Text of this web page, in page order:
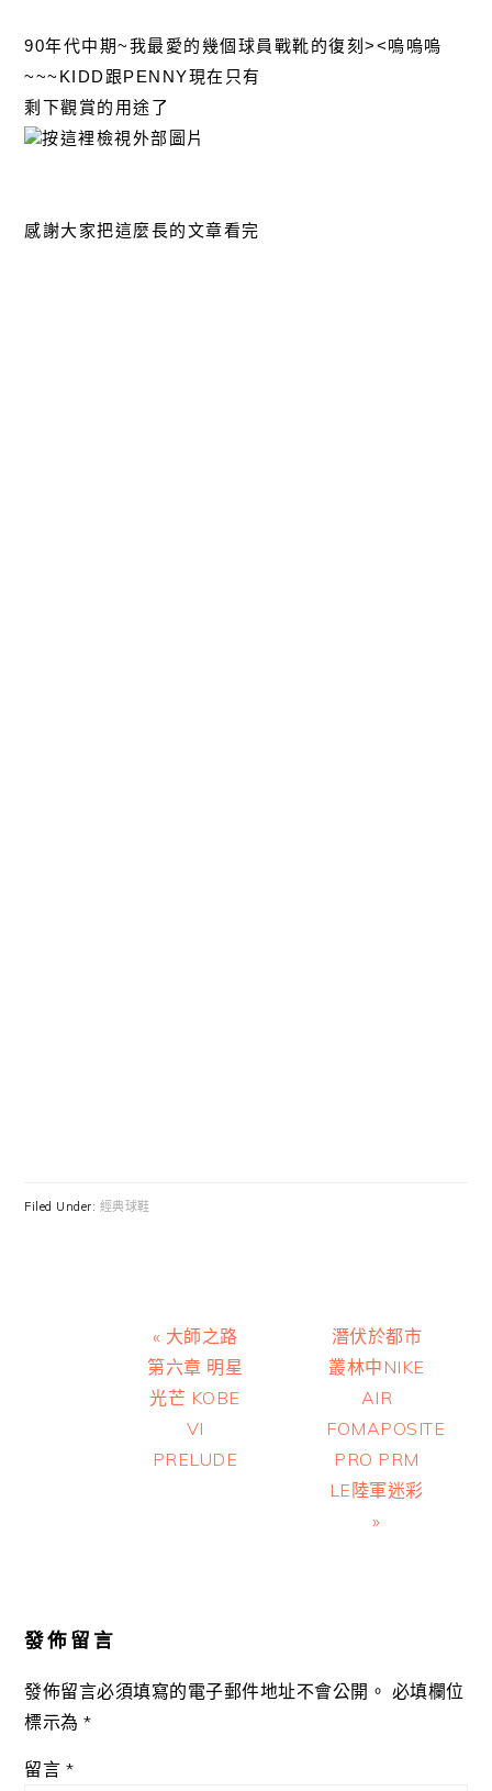
90年代中期~我最愛的幾個球員戰靴的復刻><嗚嗚嗚
~~~KIDD跟PENNY現在只有
剩下觀賞的用途了
感謝大家把這麼長的文章看完
Filed Under: 經典球鞋
Previous
Post:
« 大師之路
第六章 明星
光芒 KOBE
VI
PRELUDE
Next
Post:
潛伏於都市
叢林中NIKE
AIR
FOMAPOSITE
PRO PRM
LE陸軍迷彩
»
發佈留言
發佈留言必須填寫的電子郵件地址不會公開。 必填欄位
標示為*
留言 *